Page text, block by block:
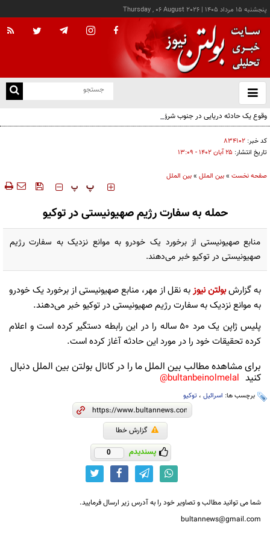
پنجشنبه ۱۵ مرداد ۱۴۰۵ |
Thursday , 06 August 2026
باز
و
وقوع یک حادثه دریایی در جنوب شرق عدن
کد خبر: ۸۳۴۱۰۲
تاریخ انتشار: ۲۵ آبان ۱۴۰۲ - ۱۳:۰۹
صفحه نخست »بین الملل »بین الملل
‍‍‍ پ پ
حمله به سفارت رژیم ‌صهیونیستی در توکیو
منابع صهیونیستی از برخورد یک خودرو به موانع نزدیک به سفارت رژیم
صهیونیستی در توکیو خبر می‌دهند.
به گزارشبولتن نیوزبه نقل از مهر، منابع صهیونیستی از برخورد یک خودرو
به موانع نزدیک به سفارت رژیم صهیونیستی در توکیو خبر می‌دهند.
پلیس ژاپن یک مرد ۵۰ ساله را در این رابطه دستگیر کرده است و اعلام
کرده تحقیقات خود را در مورد این حادثه آغاز کرده است.
برای مشاهده مطالب بین الملل ما را در کانال بولتن بین الملل دنبال
کنید bultanbeinolmelal@
برچسب ها: اسرائیل ، توکیو
گزارش خطا
پسندیدم 0
شما می توانید مطالب و تصاویر خود را به آدرس زیر ارسال فرمایید.
bultannews@gmail.com